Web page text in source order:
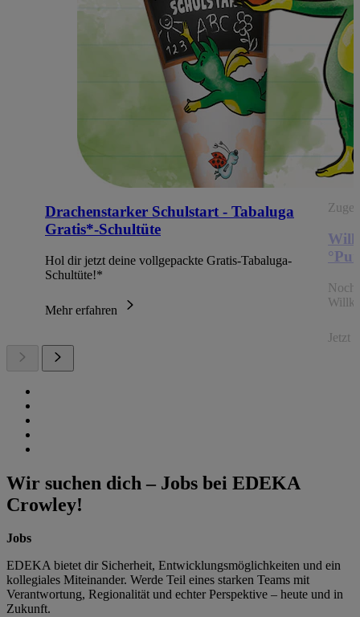
Drachenstarker Schulstart - Tabaluga
Gratis*-Schultüte
Hol dir jetzt deine vollgepackte Gratis-Tabaluga-
Schultüte!*
Mehr erfahren
Noch
Jetzt
Wir suchen dich – Jobs bei EDEKA
Crowley!
Jobs
EDEKA bietet dir Sicherheit, Entwicklungsmöglichkeiten und ein
kollegiales Miteinander. Werde Teil eines starken Teams mit
Verantwortung, Regionalität und echter Perspektive – heute und in
Zukunft.